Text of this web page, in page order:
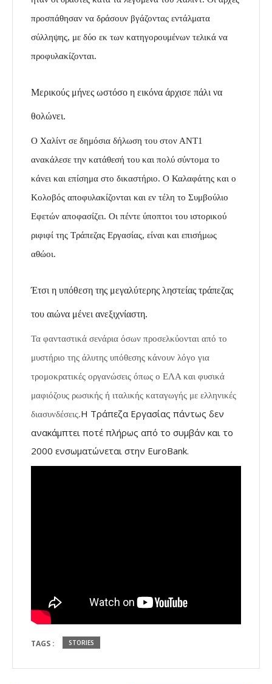
προσπάθησαν να δράσουν βγάζοντας εντάλματα
σύλληψης, με δύο εκ των κατηγορουμένων τελικά να
προφυλακίζονται.
Μερικούς μήνες ωστόσο η εικόνα άρχισε πάλι να
θολώνει.
Ο Χαλίντ σε δημόσια δήλωση του στον ΑΝΤ1
ανακάλεσε την κατάθεσή του και πολύ σύντομα το
κάνει και επίσημα στο δικαστήριο. Ο Καλαφάτης και ο
Κολοβός αποφυλακίζονται και εν τέλη το Συμβούλιο
Εφετών αποφασίζει. Οι πέντε ύποπτοι του ιστορικού
ριφιφί της Τράπεζας Εργασίας, είναι και επισήμως
αθώοι.
Έτσι η υπόθεση της μεγαλύτερης ληστείας τράπεζας
του αιώνα μένει ανεξιχνίαστη.
Τα φανταστικά σενάρια όσων προσελκύονται από το
μυστήριο της άλυτης υπόθεσης κάνουν λόγο για
τρομοκρατικές οργανώσεις όπως ο ΕΛΑ και φυσικά
μαφιόζους ρωσικής ή ιταλικής καταγωγής με ελληνικές
διασυνδέσεις.Η Τράπεζα Εργασίας πάντως δεν
ανακάμπτει ποτέ πλήρως από το συμβάν και το
2000 ενσωματώνεται στην EuroBank.
TAGS : STORIES